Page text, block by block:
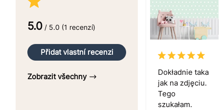
5.0 / 5.0 (1 recenzí)
Přidat vlastní recenzi
Zobrazit všechny
Dokładnie taka
jak na zdjęciu.
Tego
szukałam.